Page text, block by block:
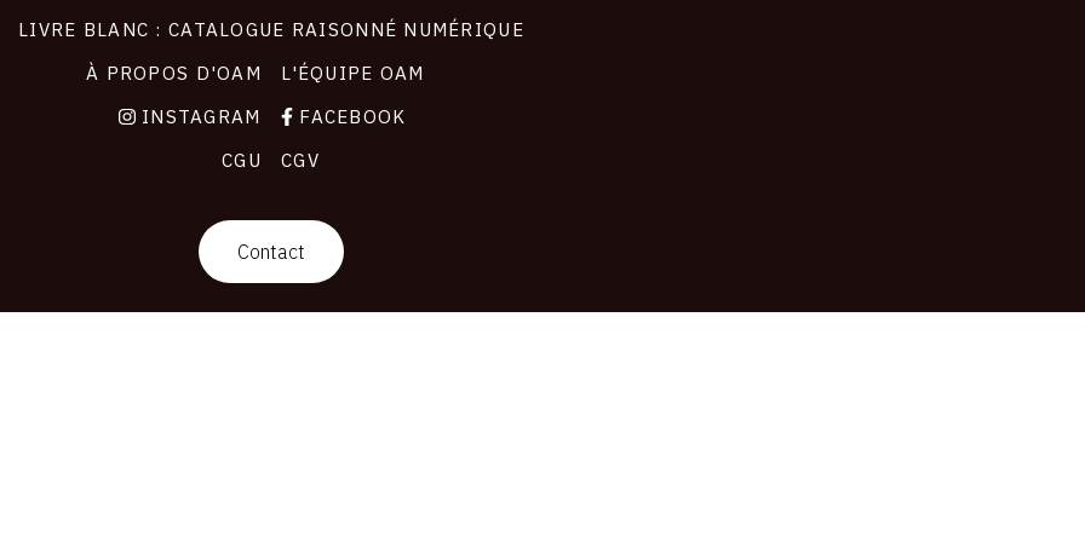
LIVRE BLANC : CATALOGUE RAISONNÉ NUMÉRIQUE
À PROPOS D'OAM
L'ÉQUIPE OAM
INSTAGRAM
FACEBOOK
CGU
CGV
Contact